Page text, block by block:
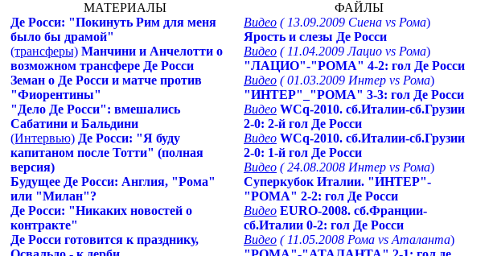
МАТЕРИАЛЫ
Де Росси: "Покинуть Рим для меня
было бы драмой"
(трансферы) Манчини и Анчелотти о
возможном трансфере Де Росси
Земан о Де Росси и матче против
"Фиорентины"
"Дело Де Росси": вмешались
Сабатини и Бальдини
(Интервью) Де Росси: "Я буду
капитаном после Тотти" (полная
версия)
Будущее Де Росси: Англия, "Рома"
или "Милан"?
Де Росси: "Никаких новостей о
контракте"
Де Росси готовится к празднику,
ФАЙЛЫ
Видео ( 13.09.2009 Сиена vs Рома)
Ярость и слезы Де Росси
Видео ( 11.04.2009 Лацио vs Рома)
"ЛАЦИО"-"РОМА" 4-2: гол Де Росси
Видео ( 01.03.2009 Интер vs Рома)
"ИНТЕР"_"РОМА" 3-3: гол Де Росси
Видео WCq-2010. сб.Италии-сб.Грузии
2-0: 2-й гол Де Росси
Видео WCq-2010. сб.Италии-сб.Грузии
2-0: 1-й гол Де Росси
Видео ( 24.08.2008 Интер vs Рома)
Суперкубок Италии. "ИНТЕР"-
"РОМА" 2-2: гол Де Росси
Видео EURO-2008. сб.Франции-
сб.Италии 0-2: гол Де Росси
Видео ( 11.05.2008 Рома vs Аталанта)